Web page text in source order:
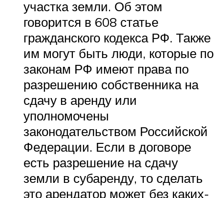
участка земли. Об этом
говорится в 608 статье
гражданского кодекса РФ. Также
им могут быть люди, которые по
законам РФ имеют права по
разрешению собственника на
сдачу в аренду или
уполномочены
законодательством Российской
Федерации. Если в договоре
есть разрешение на сдачу
земли в субаренду, то сделать
это арендатор может без каких-